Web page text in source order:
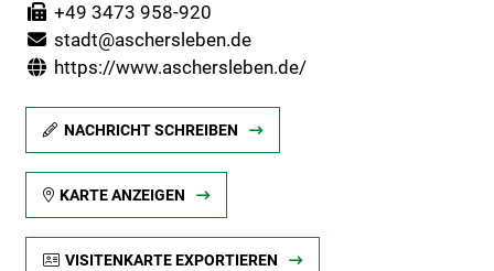
+49 3473 958-920
stadt@aschersleben.de
https://www.aschersleben.de/
NACHRICHT SCHREIBEN
KARTE ANZEIGEN
VISITENKARTE EXPORTIEREN